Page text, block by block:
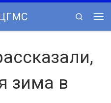
ЦГМС
Search
зима в